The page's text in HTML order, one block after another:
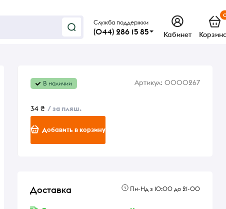
Служба поддержки
(044) 286 15 85 Кабинет
В наличии Артикул: 0000267
34 ₴ / за пляш.
Добавить в корзину
Доставка Пн-Нд з 10:00 до 21-00